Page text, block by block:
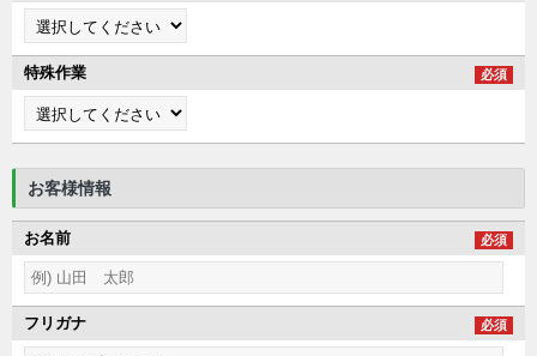
特殊作業 必須
お客様情報
お名前 必須
フリガナ 必須